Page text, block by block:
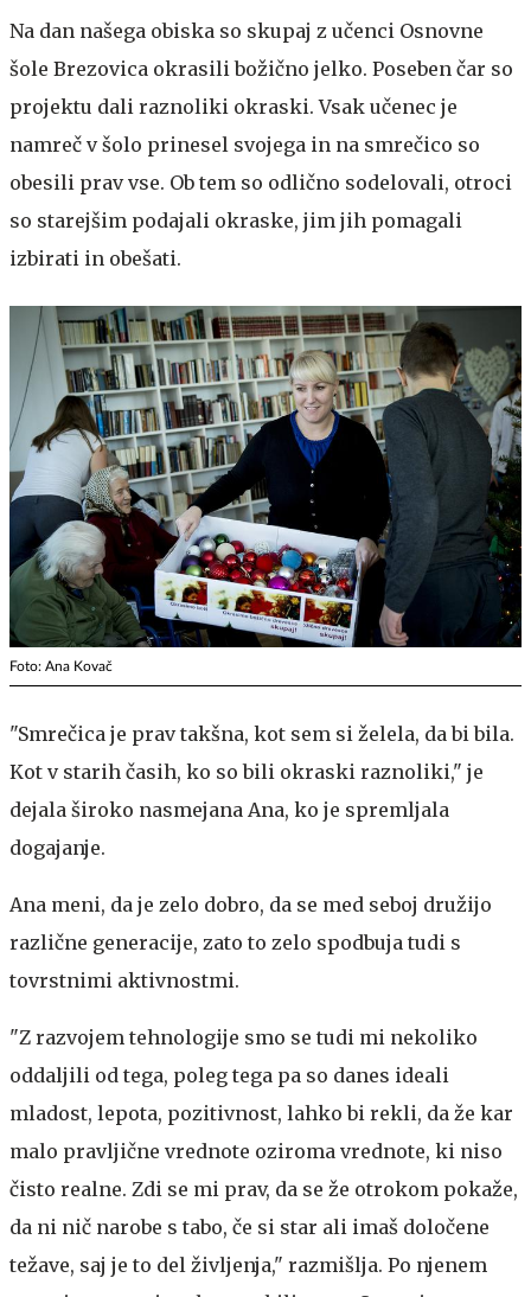
Na dan našega obiska so skupaj z učenci Osnovne
šole Brezovica okrasili božično jelko. Poseben čar so
projektu dali raznoliki okraski. Vsak učenec je
namreč v šolo prinesel svojega in na smrečico so
obesili prav vse. Ob tem so odlično sodelovali, otroci
so starejšim podajali okraske, jim jih pomagali
izbirati in obešati.
Foto: Ana Kovač
"Smrečica je prav takšna, kot sem si želela, da bi bila.
Kot v starih časih, ko so bili okraski raznoliki," je
dejala široko nasmejana Ana, ko je spremljala
dogajanje.
Ana meni, da je zelo dobro, da se med seboj družijo
različne generacije, zato to zelo spodbuja tudi s
tovrstnimi aktivnostmi.
"Z razvojem tehnologije smo se tudi mi nekoliko
oddaljili od tega, poleg tega pa so danes ideali
mladost, lepota, pozitivnost, lahko bi rekli, da že kar
malo pravljične vrednote oziroma vrednote, ki niso
čisto realne. Zdi se mi prav, da se že otrokom pokaže,
da ni nič narobe s tabo, če si star ali imaš določene
težave, saj je to del življenja," razmišlja. Po njenem